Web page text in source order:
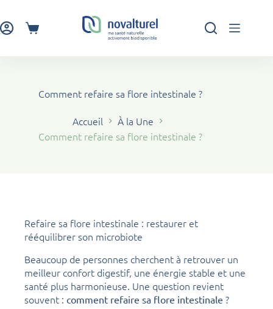
au
contenuPanier
Comment refaire sa flore intestinale ?
Accueil
À la Une
Comment refaire sa flore intestinale ?
Refaire sa flore intestinale : restaurer et
rééquilibrer son microbiote
Beaucoup de personnes cherchent à retrouver un
meilleur confort digestif, une énergie stable et une
santé plus harmonieuse. Une question revient
souvent : comment refaire sa flore intestinale ?